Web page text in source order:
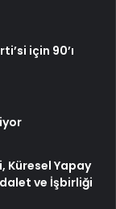
için 90’ı
Küresel Yapay
ve İşbirliği